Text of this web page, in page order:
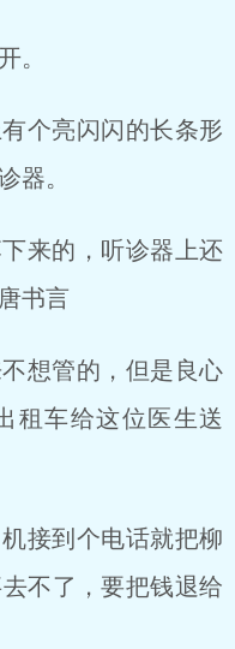
。
个亮闪闪的长条形
器。
来的，听诊器上还
书言
想管的，但是良心
租车给这位医生送
接到个电话就把柳
不了，要把钱退给